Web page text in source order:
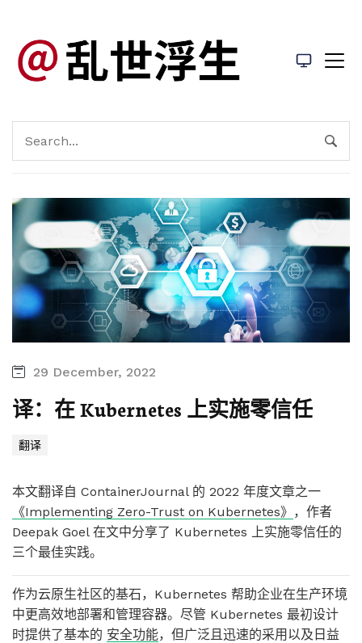
29 December, 2022
译：在 Kubernetes 上实施零信任
翻译
本文翻译自 ContainerJournal 的 2022 年度文章之一
《Implementing Zero-Trust on Kubernetes》 ，作者
Deepak Goel 在文中分享了 Kubernetes 上实施零信任的
三个最佳实践。
作为云原生社区的基石，Kubernetes 帮助企业在生产环境
中更高效地部署和管理容器。尽管 Kubernetes 最初设计
时提供了基本的 安全功能，但广泛且迅速的采用以及日益